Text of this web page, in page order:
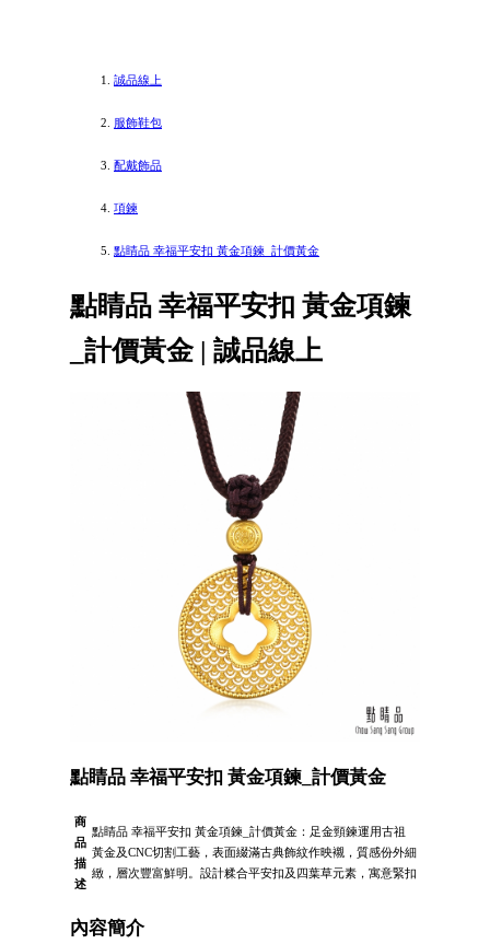
誠品線上
服飾鞋包
配戴飾品
項鍊
點睛品 幸福平安扣 黃金項鍊_計價黃金
點睛品 幸福平安扣 黃金項鍊
_計價黃金 | 誠品線上
點睛品 幸福平安扣 黃金項鍊_計價黃金
商
品
描
述
點睛品 幸福平安扣 黃金項鍊_計價黃金：足金頸鍊運用古祖
黃金及CNC切割工藝，表面綴滿古典飾紋作映襯，質感份外細
緻，層次豐富鮮明。設計糅合平安扣及四葉草元素，寓意緊扣
內容簡介